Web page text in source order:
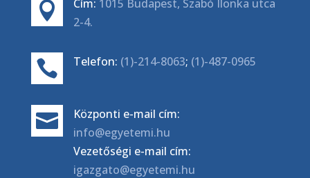
 Cím: 1015 Budapest, Szabó Ilonka utca
2-4.
 Telefon: (1)-214-8063; (1)-487-0965

Központi e-mail cím:
info@egyetemi.hu
Vezetőségi e-mail cím:
igazgato@egyetemi.hu